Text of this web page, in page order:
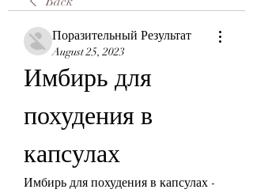
Поразительный Результат
August 25, 2023
Имбирь для
похудения в
капсулах
Имбирь для похудения в капсулах -